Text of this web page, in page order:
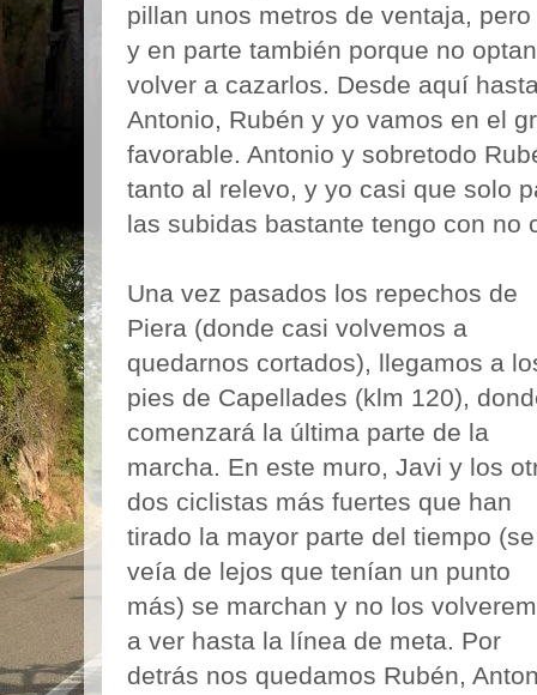
pillan unos metros de ventaja,
y en parte también porque no
volver a cazarlos. Desde aquí
Antonio, Rubén y yo vamos en el
favorable. Antonio y sobretodo
tanto al relevo, y yo casi que solo
las subidas bastante tengo con no
Una vez pasados los repechos de
Piera (donde casi volvemos a
quedarnos cortados), llegamos a
pies de Capellades (klm 120),
comenzará la última parte de la
marcha. En este muro, Javi y los
dos ciclistas más fuertes que han
tirado la mayor parte del tiempo (se
veía de lejos que tenían un punto
más) se marchan y no los
a ver hasta la línea de meta. Por
detrás nos quedamos Rubén,